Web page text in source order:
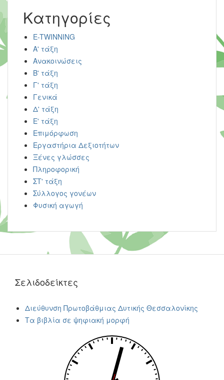
Kατηγορίες
E-TWINNING
Α' τάξη
Ανακοινώσεις
Β' τάξη
Γ' τάξη
Γενικά
Δ' τάξη
Ε' τάξη
Επιμόρφωση
Εργαστήρια Δεξιοτήτων
Ξένες γλώσσες
Πληροφορική
ΣΤ' τάξη
Σύλλογος γονέων
Φυσική αγωγή
Σελιδοδείκτες
Διεύθυνση Πρωτοβάθμιας Δυτικής Θεσσαλονίκης
Τα βιβλία σε ψηφιακή μορφή